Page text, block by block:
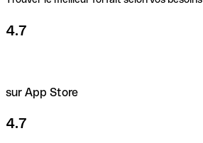
4.7
sur App Store
4.7